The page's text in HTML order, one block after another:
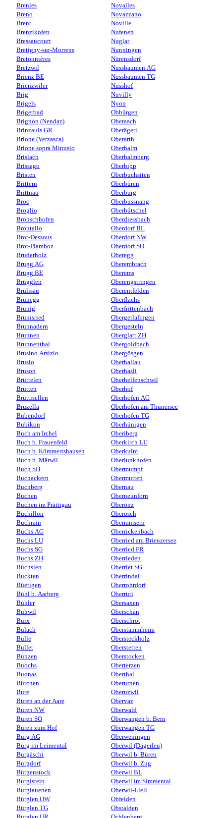
Brenles
Breno
Brent
Brenzikofen
Bressaucourt
Bretigny-sur-Morrens
Bretonnières
Bretzwil
Brienz BE
Brienzwiler
Brig
Brigels
Brigerbad
Brignon (Nendaz)
Brinzauls GR
Brione (Verzasca)
Brione sopra Minusio
Brislach
Brissago
Bristen
Brittern
Brittnau
Broc
Broglio
Bronschhofen
Brontallo
Brot-Dessous
Brot-Plamboz
Bruderholz
Brugg AG
Brügg BE
Brügglen
Brülisau
Brunegg
Brünig
Brünisried
Brunnadern
Brunnen
Brunnenthal
Brusino Arsizio
Brusio
Bruson
Brüttelen
Brütten
Brüttisellen
Bruzella
Bubendorf
Bubikon
Buch am Irchel
Buch b. Frauenfeld
Buch b. Kümmertshausen
Buch b. Märwil
Buch SH
Buchackern
Buchberg
Buchen
Buchen im Prättigau
Buchillon
Buchrain
Buchs AG
Buchs LU
Buchs SG
Buchs ZH
Büchslen
Buckten
Büetigen
Bühl b. Aarberg
Bühler
Buhwil
Buix
Bülach
Bulle
Bullet
Bünzen
Buochs
Buonas
Bürchen
Bure
Büren an der Aare
Büren NW
Büren SO
Büren zum Hof
Burg AG
Burg im Leimental
Burgäschi
Burgdorf
Bürgenstock
Burgistein
Burglauenen
Bürglen OW
Bürglen TG
Novalles
Novazzano
Noville
Nufenen
Nuglar
Nunningen
Nürensdorf
Nussbaumen AG
Nussbaumen TG
Nusshof
Nuvilly
Nyon
Obbürgen
Oberaach
Oberägeri
Oberarth
Oberbalm
Oberbalmberg
Oberbipp
Oberbuchsiten
Oberbüren
Oberburg
Oberbussnang
Oberbütschel
Oberdiessbach
Oberdorf BL
Oberdorf NW
Oberdorf SO
Oberegg
Oberembrach
Oberems
Oberengstringen
Oberentfelden
Oberflachs
Oberfrittenbach
Obergerlafingen
Obergesteln
Oberglatt ZH
Obergoldbach
Obergösgen
Oberhallau
Oberhasli
Oberhelfenschwil
Oberhof
Oberhofen AG
Oberhofen am Thunersee
Oberhofen TG
Oberhünigen
Oberiberg
Oberkirch LU
Oberkulm
Oberlunkhofen
Obermumpf
Obermutten
Obernau
Oberneunforn
Oberönz
Oberösch
Oberramsern
Oberrickenbach
Oberried am Brienzersee
Oberried FR
Oberrieden
Oberriet SG
Oberrindal
Oberrohrdorf
Oberrüti
Obersaxen
Oberschan
Oberschrot
Oberstammheim
Obersteckholz
Oberstetten
Oberstocken
Oberterzen
Oberthal
Oberurnen
Oberuzwil
Obervaz
Oberwald
Oberwangen b. Bern
Oberwangen TG
Oberweningen
Oberwil (Dägerlen)
Oberwil b. Büren
Oberwil b. Zug
Oberwil BL
Oberwil im Simmental
Oberwil-Lieli
Obfelden
Obstalden